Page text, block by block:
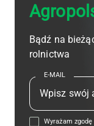
Bądź na
rolnictwa
E-MAIL
Wyrażam